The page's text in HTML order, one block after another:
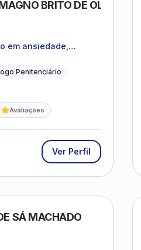
BRITO DE OLIVEIRA
em ansiedade,
e questões
Penitenciário
Avaliações
Ver Perfil
SÁ MACHADO